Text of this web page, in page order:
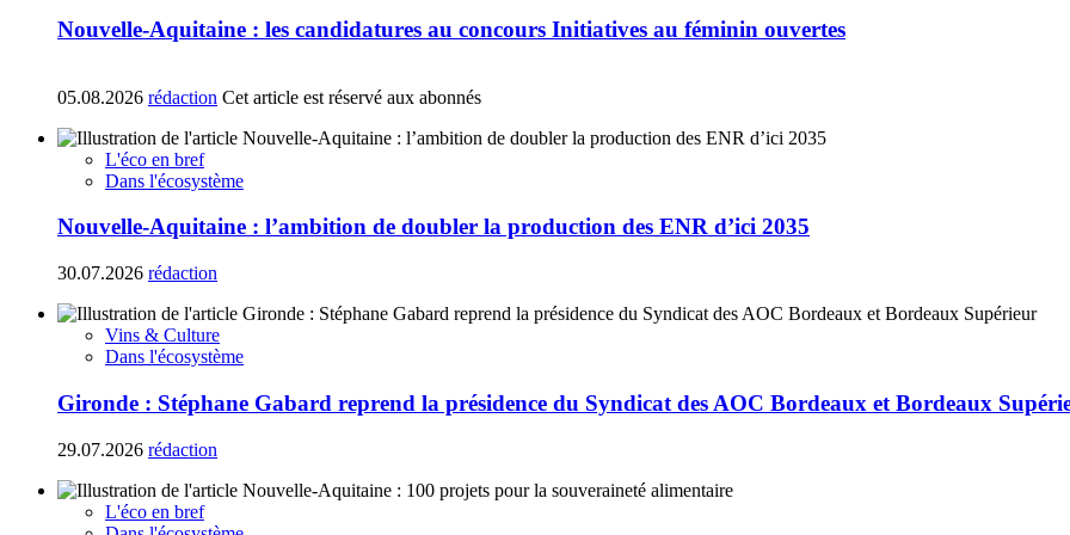
Nouvelle-Aquitaine : les candidatures au concours Initiatives au féminin ouvertes
05.08.2026 rédaction Cet article est réservé aux abonnés
L'éco en bref
Dans l'écosystème
Nouvelle-Aquitaine : l’ambition de doubler la production des ENR d’ici 2035
30.07.2026 rédaction
Vins & Culture
Dans l'écosystème
Gironde : Stéphane Gabard reprend la présidence du Syndicat des AOC Bordeaux et Bordeaux
29.07.2026 rédaction
L'éco en bref